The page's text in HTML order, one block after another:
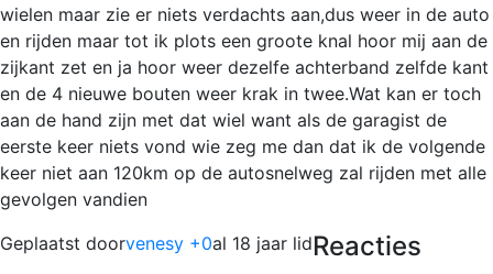
wielen maar zie er niets verdachts aan,dus weer in de auto
en rijden maar tot ik plots een groote knal hoor mij aan de
zijkant zet en ja hoor weer dezelfe achterband zelfde kant
en de 4 nieuwe bouten weer krak in twee.Wat kan er toch
aan de hand zijn met dat wiel want als de garagist de
eerste keer niets vond wie zeg me dan dat ik de volgende
keer niet aan 120km op de autosnelweg zal rijden met alle
gevolgen vandien
Geplaatst doorvenesy +0al 18 jaar lidReacties